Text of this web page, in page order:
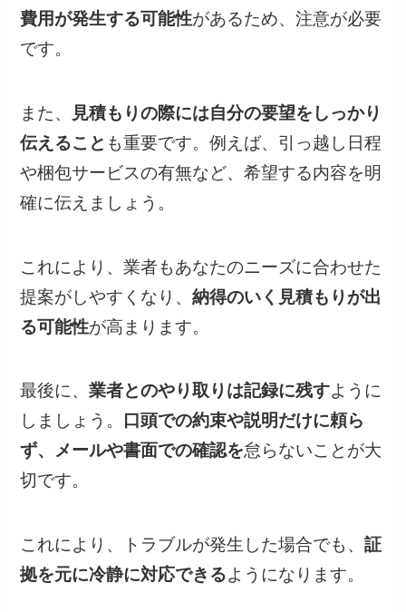
費用が発生する可能性があるため、注意が必要
です。
また、
見積もりの際には自分の要望をしっかり
伝えること も重要です。例えば、引っ越し日程
や梱包サービスの有無など、希望する内容を明
確に伝えましょう。
これにより、業者もあなたのニーズに合わせた
提案がしやすくなり、納得のいく見積もりが出
る可能性が高まります。
最後に、業者とのやり取りは記録に残すように
しましょう。
口頭での約束や説明だけに頼ら
ず、メールや書面での確認を怠らないことが大
切です。
これにより、トラブルが発生した場合でも、証
拠を元に冷静に対応できるようになります。